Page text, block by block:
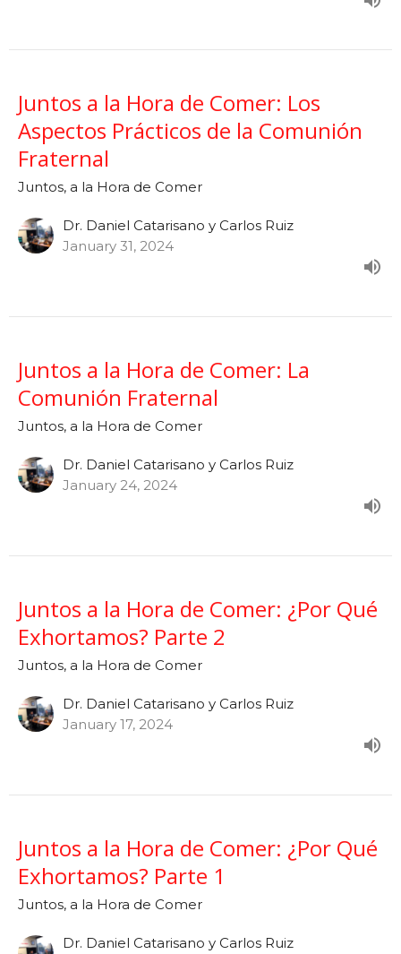
Juntos a la Hora de Comer: Los
Aspectos Prácticos de la Comunión
Fraternal
Juntos, a la Hora de Comer
Dr. Daniel Catarisano y Carlos Ruiz
January 31, 2024
Juntos a la Hora de Comer: La
Comunión Fraternal
Juntos, a la Hora de Comer
Dr. Daniel Catarisano y Carlos Ruiz
January 24, 2024
Juntos a la Hora de Comer: ¿Por Qué
Exhortamos? Parte 2
Juntos, a la Hora de Comer
Dr. Daniel Catarisano y Carlos Ruiz
January 17, 2024
Juntos a la Hora de Comer: ¿Por Qué
Exhortamos? Parte 1
Juntos, a la Hora de Comer
Dr. Daniel Catarisano y Carlos Ruiz